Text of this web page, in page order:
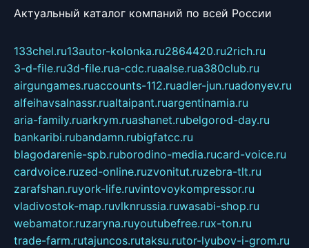
Актуальный каталог компаний по всей России
133chel.ru13autor-kolonka.ru2864420.ru2rich.ru
3-d-file.ru3d-file.rua-cdc.ruaalse.rua380club.ru
airgungames.ruaccounts-112.ruadler-jun.ruadonyev.ru
alfeihavsalnassr.rualtaipant.ruargentinamia.ru
aria-family.ruarkrym.ruashanet.rubelgorod-day.ru
bankaribi.rubandamn.rubigfatcc.ru
blagodarenie-spb.ruborodino-media.rucard-voice.ru
cardvoice.ruzed-online.ruzvonitut.ruzebra-tlt.ru
zarafshan.ruyork-life.ruvintovoykompressor.ru
vladivostok-map.ruvlknrussia.ruwasabi-shop.ru
webamator.ruzaryna.ruyoutubefree.rux-ton.ru
trade-farm.rutajuncos.rutaksu.rutor-lyubov-i-grom.ru